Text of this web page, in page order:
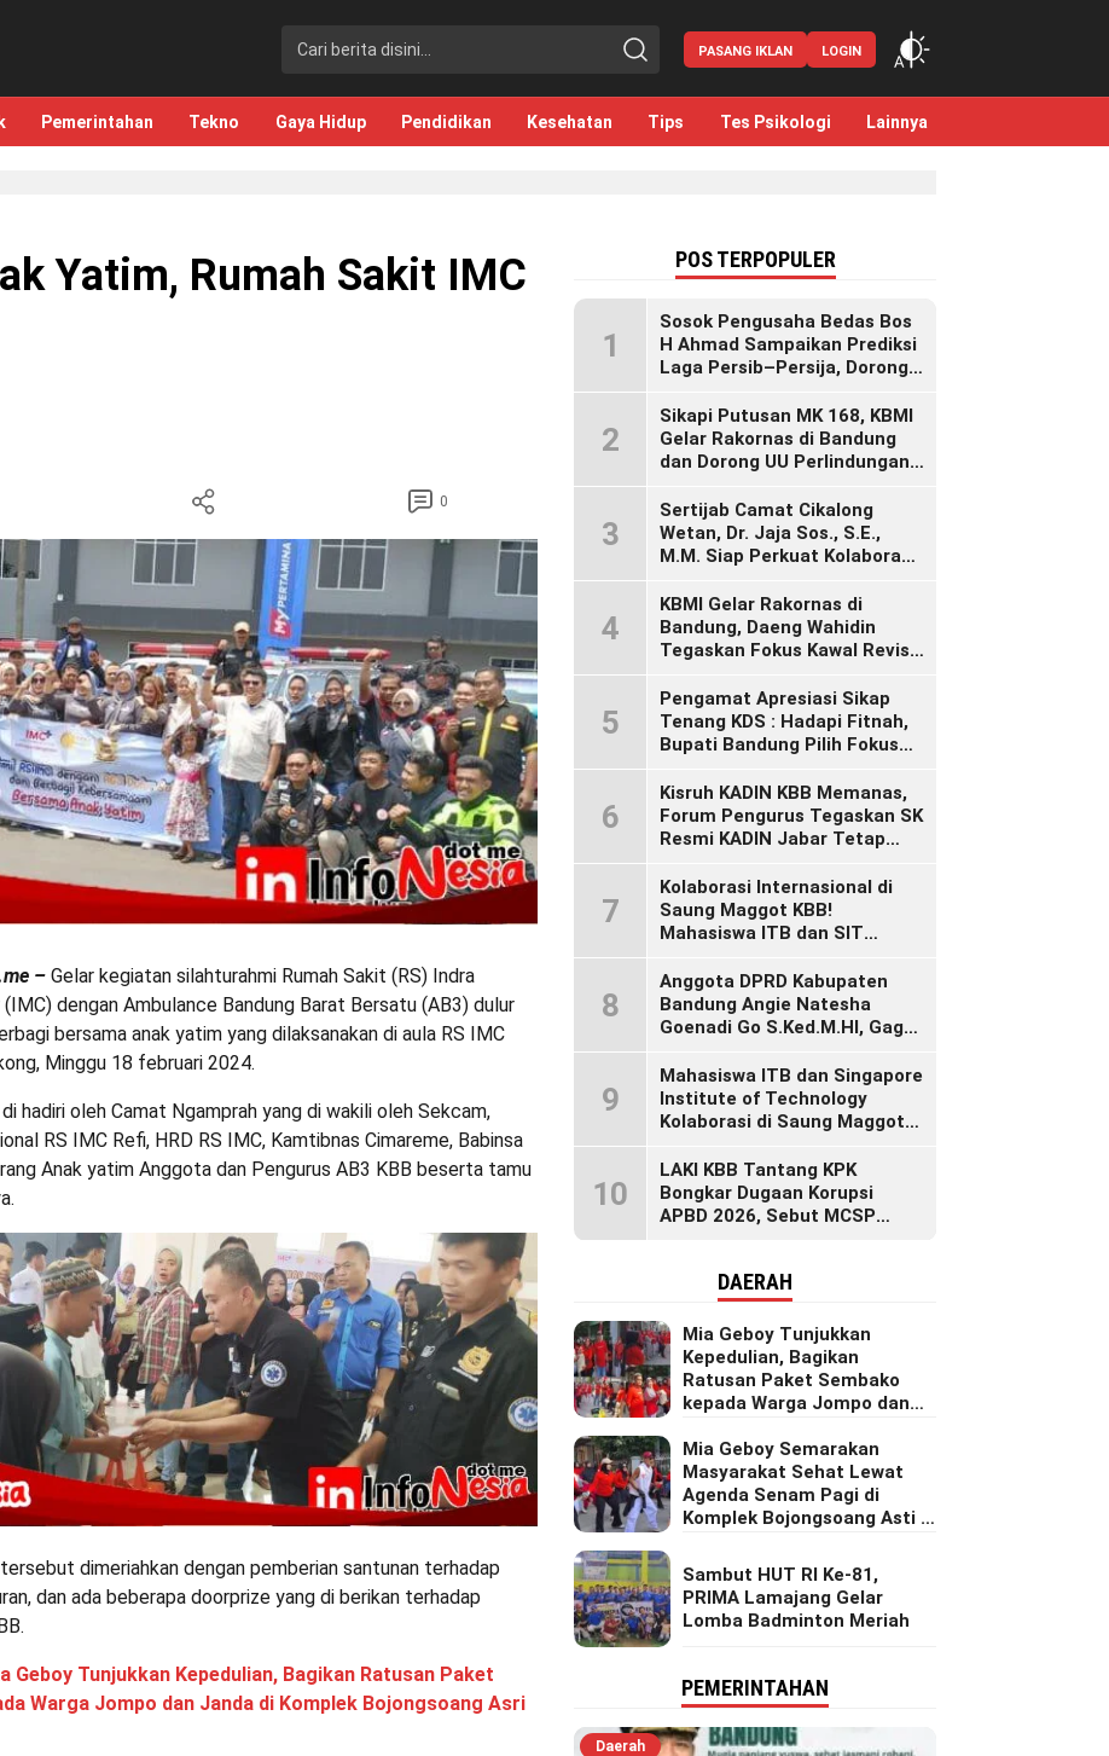
PASANG IKLAN LOGIN
Pemerintahan Tekno Gaya Hidup Pendidikan Kesehatan Tips Tes Psikologi Lainnya
Yatim, Rumah Sakit IMC
0
– Gelar kegiatan silahturahmi Rumah Sakit (RS) Indra
dengan Ambulance Bandung Barat Bersatu (AB3) dulur
bersama anak yatim yang dilaksanakan di aula RS IMC
Minggu 18 februari 2024.
hadiri oleh Camat Ngamprah yang di wakili oleh Sekcam,
RS IMC Refi, HRD RS IMC, Kamtibnas Cimareme, Babinsa
Anak yatim Anggota dan Pengurus AB3 KBB beserta tamu
dimeriahkan dengan pemberian santunan terhadap
dan ada beberapa doorprize yang di berikan terhadap
Geboy Tunjukkan Kepedulian, Bagikan Ratusan Paket
Warga Jompo dan Janda di Komplek Bojongsoang Asri
POS TERPOPULER
1
Sosok Pengusaha Bedas Bos
H Ahmad Sampaikan Prediksi
Laga Persib–Persija, Dorong
Berada
2
Sikapi Putusan MK 168, KBMI
Gelar Rakornas di Bandung
dan Dorong UU Perlindungan
3
Sertijab Camat Cikalong
Wetan, Dr. Jaja Sos., S.E.,
M.M. Siap Perkuat Kolaborasi
Lebih Maju dan Sejahtera
4
KBMI Gelar Rakornas di
Bandung, Daeng Wahidin
Tegaskan Fokus Kawal Revisi
5
Pengamat Apresiasi Sikap
Tenang KDS : Hadapi Fitnah,
Bupati Bandung Pilih Fokus
6
Kisruh KADIN KBB Memanas,
Forum Pengurus Tegaskan SK
Resmi KADIN Jabar Tetap
Segera Bertindak
7
Kolaborasi Internasional di
Saung Maggot KBB!
Mahasiswa ITB dan SIT
Maggot untuk Ketahanan
Pangan Dunia
8
Anggota DPRD Kabupaten
Bandung Angie Natesha
Goenadi Go S.Ked.M.HI, Gagas
Lewat Agenda Senam Pagi
9
Mahasiswa ITB dan Singapore
Institute of Technology
Kolaborasi di Saung Maggot
Produk Bernilai Tinggi Lewat
Riset Inovatif
10
LAKI KBB Tantang KPK
Bongkar Dugaan Korupsi
APBD 2026, Sebut MCSP
DAERAH
Mia Geboy Tunjukkan
Kepedulian, Bagikan
Ratusan Paket Sembako
kepada Warga Jompo dan
Bojongsoang Asri 1
Mia Geboy Semarakan
Masyarakat Sehat Lewat
Agenda Senam Pagi di
Komplek Bojongsoang Asti 1
Sambut HUT RI Ke-81,
PRIMA Lamajang Gelar
Lomba Badminton Meriah
PEMERINTAHAN
Daerah